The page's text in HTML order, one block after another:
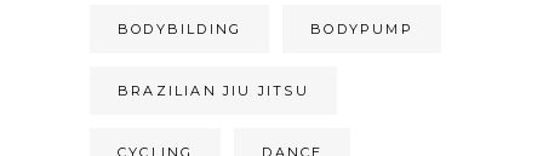
BODYBILDING BODYPUMP
BRAZILIAN JIU JITSU
CYCLING DANCE